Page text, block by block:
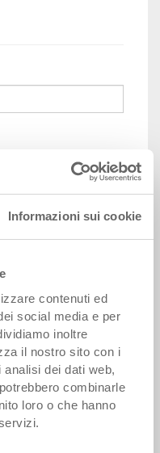
Informazioni sui cookie
contenuti ed
social media e per
inoltre
il nostro sito con i
dei dati web,
combinarle
loro o che hanno
CHF 13.60
CHF 9.80
alle unità di imballaggio.